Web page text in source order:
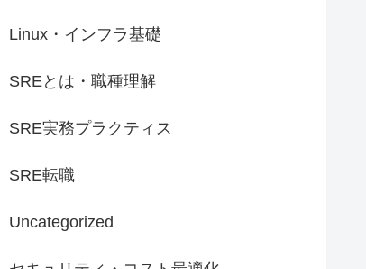
Linux・インフラ基礎
SREとは・職種理解
SRE実務プラクティス
SRE転職
Uncategorized